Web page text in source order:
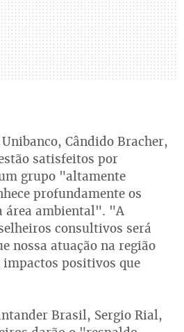
Cândido Bracher,
satisfeitos por
grupo "altamente
profundamente os
área ambiental". "A
consultivos será
nossa atuação na região
impactos positivos que
Brasil, Sergio Rial,